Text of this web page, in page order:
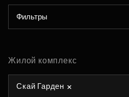
Фильтры
Жилой комплекс
Скай Гарден